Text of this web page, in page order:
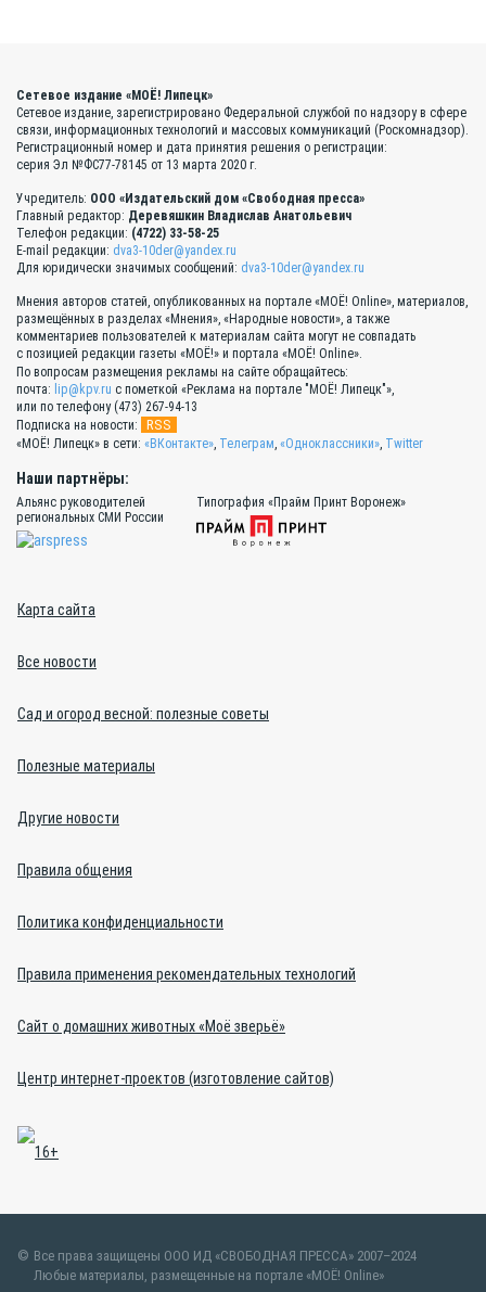
Сетевое издание «МОЁ! Липецк»
Сетевое издание, зарегистрировано Федеральной службой по надзору в сфере
связи, информационных технологий и массовых коммуникаций (Роскомнадзор).
Регистрационный номер и дата принятия решения о регистрации:
серия Эл №ФС77-78145 от 13 марта 2020 г.
Учредитель: ООО «Издательский дом «Свободная пресса»
Главный редактор: Деревяшкин Владислав Анатольевич
Телефон редакции: (4722) 33-58-25
E-mail редакции: dva3-10der@yandex.ru
Для юридически значимых сообщений: dva3-10der@yandex.ru
Мнения авторов статей, опубликованных на портале «МОЁ! Online», материалов,
размещённых в разделах «Мнения», «Народные новости», а также
комментариев пользователей к материалам сайта могут не совпадать
с позицией редакции газеты «МОЁ!» и портала «МОЁ! Online».
По вопросам размещения рекламы на сайте обращайтесь:
почта: lip@kpv.ru с пометкой «Реклама на портале "МОЁ! Липецк"»,
или по телефону (473) 267-94-13
Подписка на новости:
RSS
«МОЁ! Липецк» в сети: «ВКонтакте», Телеграм, «Одноклассники», Twitter
Наши партнёры:
Альянс руководителей
региональных СМИ России
Типография «Прайм Принт Воронеж»
Карта сайта
Все новости
Сад и огород весной: полезные советы
Полезные материалы
Другие новости
Правила общения
Политика конфиденциальности
Правила применения рекомендательных технологий
Сайт о домашних животных «Моё зверьё»
Центр интернет-проектов (изготовление сайтов)
Все права защищены ООО ИД «СВОБОДНАЯ ПРЕССА» 2007–2024
Любые материалы, размещенные на портале «МОЁ! Online»